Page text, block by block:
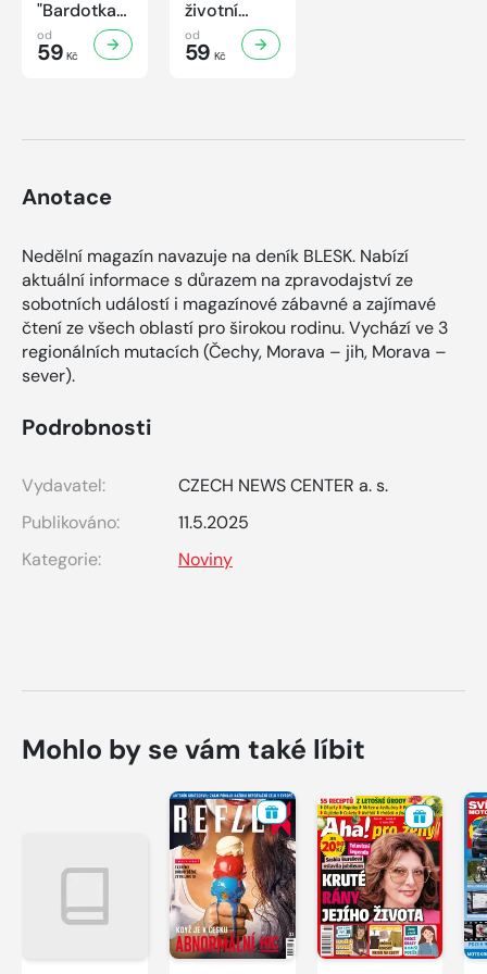
"Bardotka"
Jana
Brejchová
Mezi slávou
od
59 Kč
životní
příběh
sympaťáka
českého
od
59 Kč
Anotace
Nedělní magazín navazuje na deník BLESK. Nabízí
aktuální informace s důrazem na zpravodajství ze
sobotních událostí i magazínové zábavné a zajímavé
čtení ze všech oblastí pro širokou rodinu. Vychází ve 3
regionálních mutacích (Čechy, Morava – jih, Morava –
sever).
Podrobnosti
Vydavatel:
CZECH NEWS CENTER a. s.
Publikováno:
11.5.2025
Kategorie:
Noviny
Mohlo by se vám také líbit